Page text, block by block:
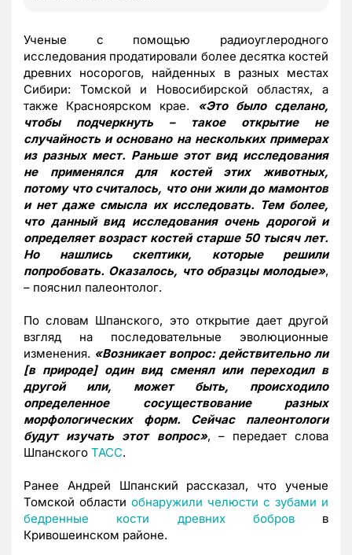
Ученые с помощью радиоуглеродного
исследования продатировали более десятка костей
древних носорогов, найденных в разных местах
Сибири: Томской и Новосибирской областях, а
также Красноярском крае.
«Это было сделано,
чтобы подчеркнуть – такое открытие не
случайность и основано на нескольких примерах
из разных мест. Раньше этот вид исследования
не применялся для костей этих животных,
потому что считалось, что они жили до мамонтов
и нет даже смысла их исследовать. Тем более,
что данный вид исследования очень дорогой и
определяет возраст костей старше 50 тысяч лет.
Но нашлись скептики, которые решили
попробовать. Оказалось, что образцы молодые»,
– пояснил палеонтолог.
По словам Шпанского, это открытие дает другой
взгляд на последовательные эволюционные
изменения. «Возникает вопрос: действительно ли
[в природе] один вид сменял или переходил в
другой или, может быть, происходило
определенное сосуществование разных
морфологических форм. Сейчас палеонтологи
будут изучать этот вопрос», – передает слова
Шпанского ТАСС.
Ранее Андрей Шпанский рассказал, что ученые
Томской области обнаружили челюсти с зубами и
бедренные кости древних бобровв
Кривошеинском районе.